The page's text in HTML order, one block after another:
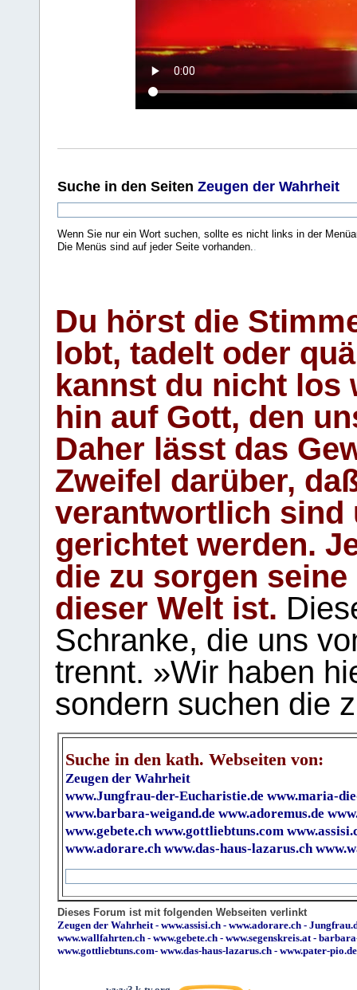
Suche in den Seiten Zeugen der Wahrheit
Wenn Sie nur ein Wort suchen, sollte es nicht links in der
Die Menüs sind auf jeder Seite vorhanden..
Du hörst die
lobt, tadelt oder
kannst du nicht los
hin auf Gott, den
Daher lässt das
Zweifel darüber,
verantwortlich sind
gerichtet werden.
die zu sorgen
dieser Welt ist.
Schranke, die uns
trennt. »Wir haben
sondern suchen die
Suche in den kath. Webseiten von:
Zeugen der Wahrheit
www.Jungfrau-der-Eucharistie.de www.maria-
www.barbara-weigand.de www.adoremus.de
www.gebete.ch www.gottliebtuns.com
www.adorare.ch www.das-haus-lazarus.ch
Dieses Forum ist mit folgenden Webseiten verlinkt
Zeugen der Wahrheit- www.assisi.ch - www.adorare.ch -
www.wallfahrten.ch - www.gebete.ch - www.segenskreis.at-
www.gottliebtuns.com- www.das-haus-lazarus.ch - www.pater-pio.de